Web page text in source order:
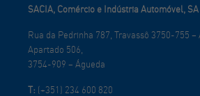
SACIA, Comércio e Indústria Automóvel, SA
Rua da Pedrinha 787, Travassô 3750-755 –
Apartado 506,
3754-909 – Águeda
T: (+351) 234 600 820